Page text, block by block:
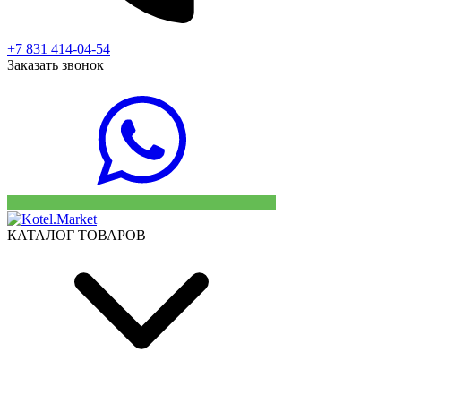
+7 831 414-04-54
Заказать звонок
КАТАЛОГ ТОВАРОВ